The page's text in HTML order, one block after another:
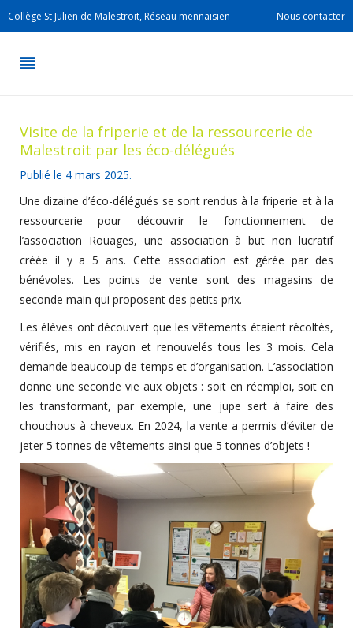
Collège St Julien de Malestroit, Réseau mennaisien Nous contacter
Visite de la friperie et de la ressourcerie de
Malestroit par les éco-délégués
Publié le 4 mars 2025.
Une dizaine d’éco-délégués se sont rendus à la friperie et à la
ressourcerie pour découvrir le fonctionnement de
l’association Rouages, une association à but non lucratif
créée il y a 5 ans. Cette association est gérée par des
bénévoles. Les points de vente sont des magasins de
seconde main qui proposent des petits prix.
Les élèves ont découvert que les vêtements étaient récoltés,
vérifiés, mis en rayon et renouvelés tous les 3 mois. Cela
demande beaucoup de temps et d’organisation. L’association
donne une seconde vie aux objets : soit en réemploi, soit en
les transformant, par exemple, une jupe sert à faire des
chouchous à cheveux. En 2024, la vente a permis d’éviter de
jeter 5 tonnes de vêtements ainsi que 5 tonnes d’objets !